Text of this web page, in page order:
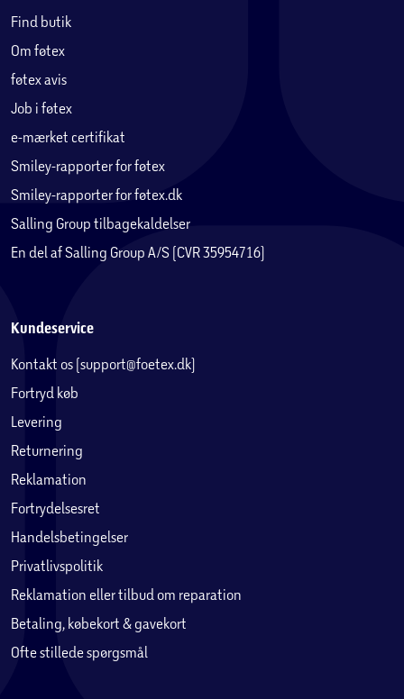
Find butik
Om føtex
føtex avis
Job i føtex
e-mærket certifikat
Smiley-rapporter for føtex
Smiley-rapporter for føtex.dk
Salling Group tilbagekaldelser
En del af Salling Group A/S (CVR 35954716)
Kundeservice
Kontakt os (support@foetex.dk)
Fortryd køb
Levering
Returnering
Reklamation
Fortrydelsesret
Handelsbetingelser
Privatlivspolitik
Reklamation eller tilbud om reparation
Betaling, købekort & gavekort
Ofte stillede spørgsmål